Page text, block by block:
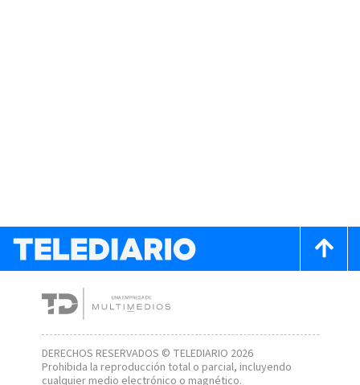
DERECHOS RESERVADOS © TELEDIARIO 2026
Prohibida la reproducción total o parcial, incluyendo
cualquier medio electrónico o magnético.